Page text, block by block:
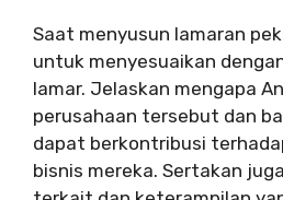
Saat menyusun lamaran
untuk menyesuaikan
lamar. Jelaskan mengapa
perusahaan tersebut dan
dapat berkontribusi
bisnis mereka. Sertakan